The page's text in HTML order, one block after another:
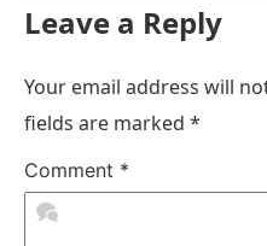
Leave a Reply
Your email address will
fields are marked *
Comment *